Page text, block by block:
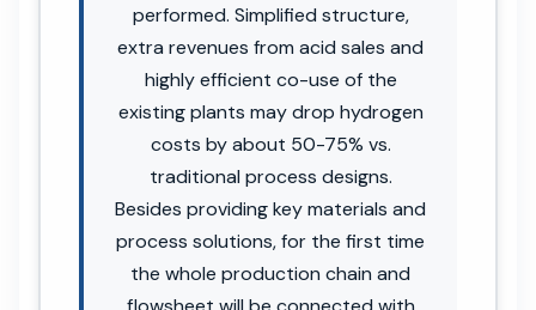
performed. Simplified structure,
extra revenues from acid sales and
highly efficient co-use of the
existing plants may drop hydrogen
costs by about 50-75% vs.
traditional process designs.
Besides providing key materials and
process solutions, for the first time
the whole production chain and